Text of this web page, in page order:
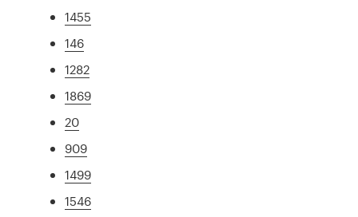
1455
146
1282
1869
20
909
1499
1546